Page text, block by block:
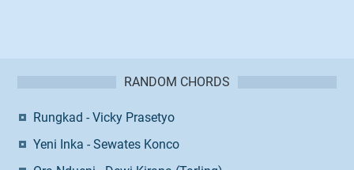
RANDOM CHORDS
Rungkad - Vicky Prasetyo
Yeni Inka - Sewates Konco